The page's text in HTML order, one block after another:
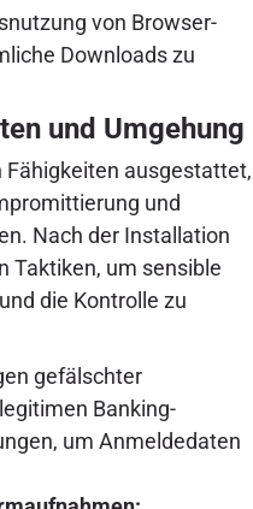
von Browser-
Downloads zu
und Umgehung
ausgestattet,
und
Nach der Installation
Taktiken, um sensible
die Kontrolle zu
gefälschter
Banking-
um Anmeldedaten